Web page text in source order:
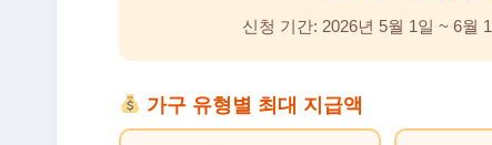
신청 기간: 2026년 5월 1일 ~ 6월
가구 유형별 최대 지급액